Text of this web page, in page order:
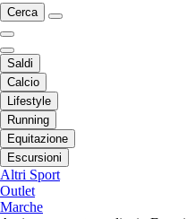
Cerca
Saldi
Calcio
Lifestyle
Running
Equitazione
Escursioni
Altri Sport
Outlet
Marche